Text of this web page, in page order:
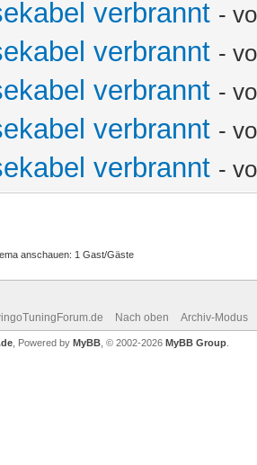
verbrannt -
verbrannt -
verbrannt -
verbrannt -
verbrannt -
anschauen: 1 Gast/Gäste
Nach oben Archiv-Modus
, Powered by MyBB , © 2002-2026 MyBB Group